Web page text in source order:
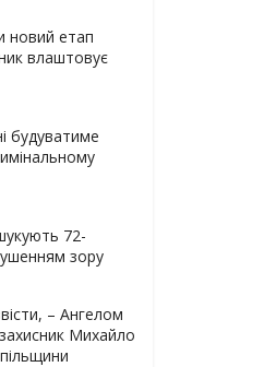
новий етап
влаштовує
будуватиме
72-
зору
– Ангелом
Михайло